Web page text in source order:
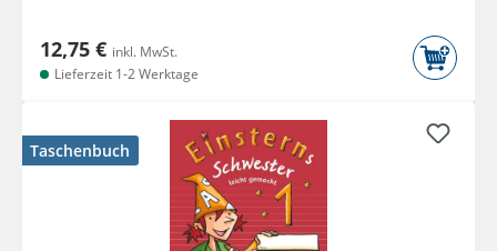
12,75 € inkl. MwSt.
Lieferzeit 1-2 Werktage
Taschenbuch